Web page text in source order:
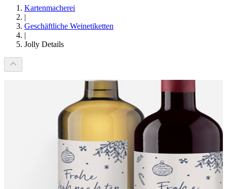
Kartenmacherei
|
Geschäftliche Weinetiketten
|
Jolly Details